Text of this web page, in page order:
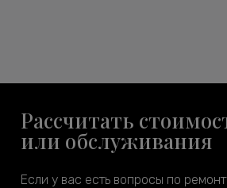
Рассчитать
или обслуживания
Если у вас есть вопросы по